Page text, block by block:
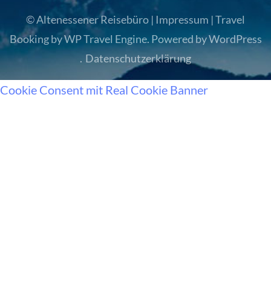
© Altenessener Reisebüro | Impressum |Travel
Booking byWP Travel Engine. Powered byWordPress
. Datenschutzerklärung
Cookie Consent mit Real Cookie Banner